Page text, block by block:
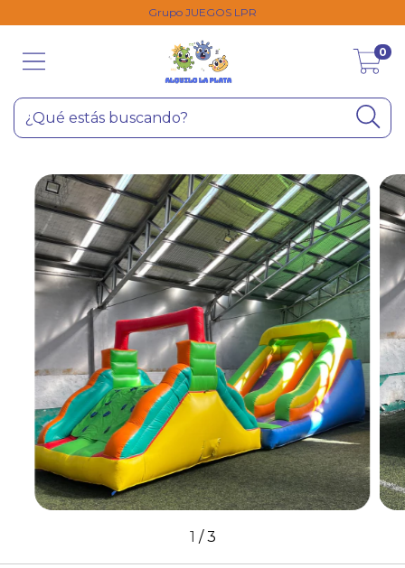
Grupo JUEGOS LPR
0
1 /3